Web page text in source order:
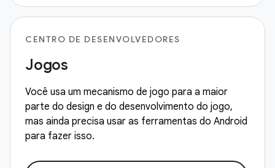
CENTRO DE DESENVOLVEDORES
Jogos
Você usa um mecanismo de jogo para a maior
parte do design e do desenvolvimento do jogo,
mas ainda precisa usar as ferramentas do Android
para fazer isso.